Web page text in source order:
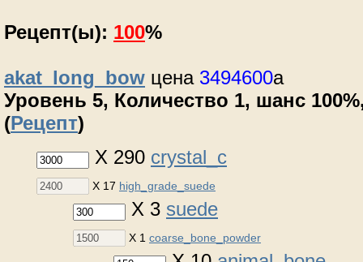
Рецепт(ы): 100%
akat_long_bow цена 3494600a
Уровень 5, Количество 1, шанс
(Рецепт)
X 290 crystal_c
X 17 high_grade_suede
X 3 suede
X 1 coarse_bone_powder